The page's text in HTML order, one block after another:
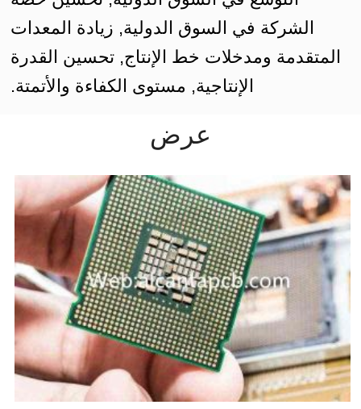
الشركة في السوق الدولية, زيادة المعدات
المتقدمة ومدخلات خط الإنتاج, تحسين القدرة
الإنتاجية, مستوى الكفاءة والأتمتة.
عرض